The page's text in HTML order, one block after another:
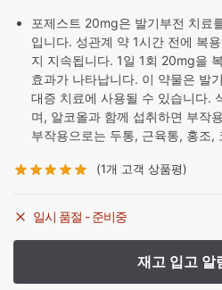
포제스트 20mg은 발기부전 치료
입니다. 성관계 약 1시간 전에 복
지 지속됩니다. 1일 1회 20mg을
효과가 나타납니다. 이 약물은 발
대증 치료에 사용될 수 있습니다.
며, 알코올과 함께 섭취하면 부작
부작용으로는 두통, 근육통, 홍조,
(1개 고객 상품평)
일시 품절 - 준비중